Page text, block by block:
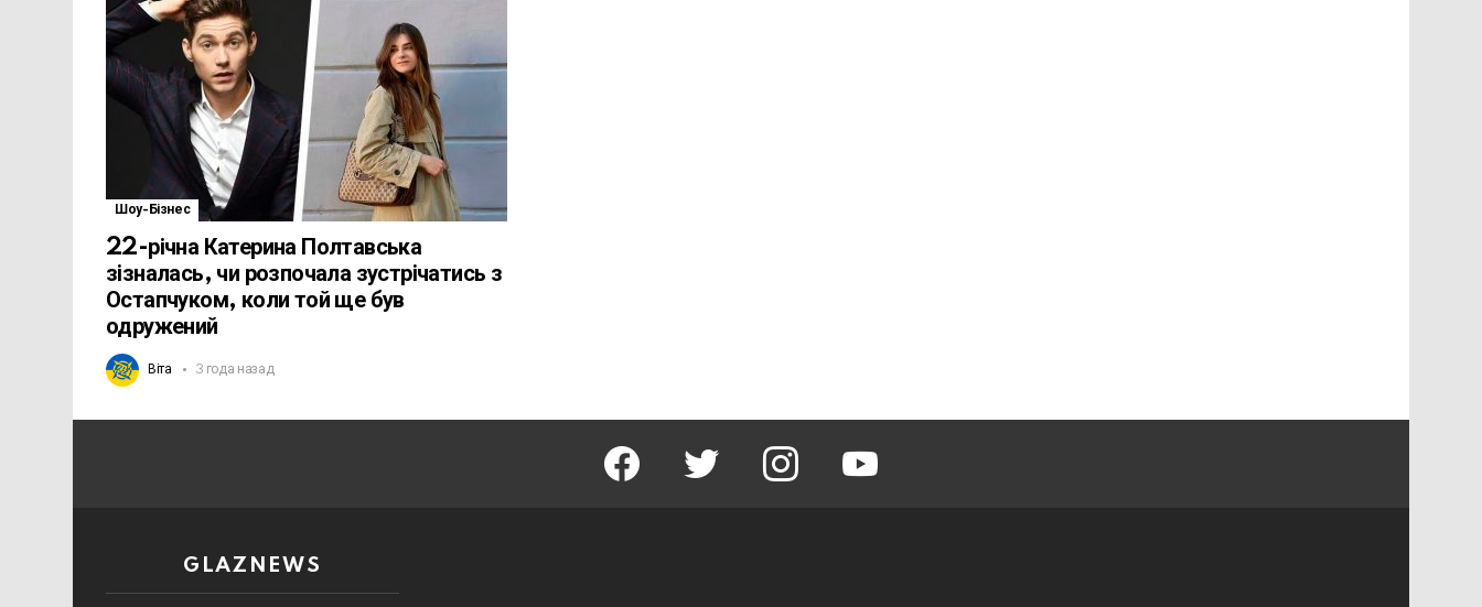
Шоу-Бізнес
22-річна Катерина Полтавська
зізналась, чи розпочала зустрічатись з
Остапчуком, коли той ще був
одружений
Віта 3 года назад
facebook twitter instagram youtube
GLAZNEWS